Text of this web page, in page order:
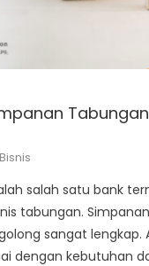
Author
Bisnis
salah satu bank
tabungan.
sangat lengkap.
dengan kebutuhan